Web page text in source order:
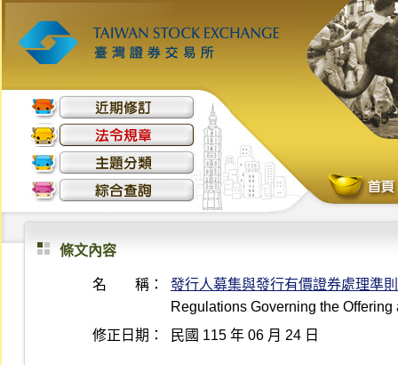
條文內容
名 稱：
發行人募集與發行有價證券處理準則
Regulations Governing the
修正日期：
民國 115 年 06 月 24 日